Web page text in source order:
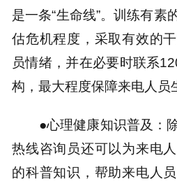
是一条“生命线”。训练有素
估危机程度，采取有效的
员情绪，并在必要时联系
构，最大程度保障来电人员
●心理健康知识普及：
热线咨询员还可以为来电
的科普知识，帮助来电人